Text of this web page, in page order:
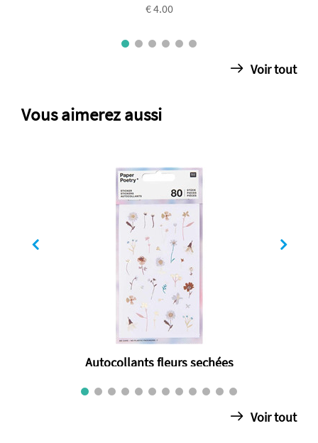
€ 4.00
Voir tout
Vous aimerez aussi
Autocollants fleurs sechées
Voir tout